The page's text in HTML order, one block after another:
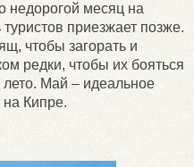
недорогой месяц на
туристов приезжает позже.
чтобы загорать и
редки, чтобы их бояться
лето. Май – идеальное
на Кипре.